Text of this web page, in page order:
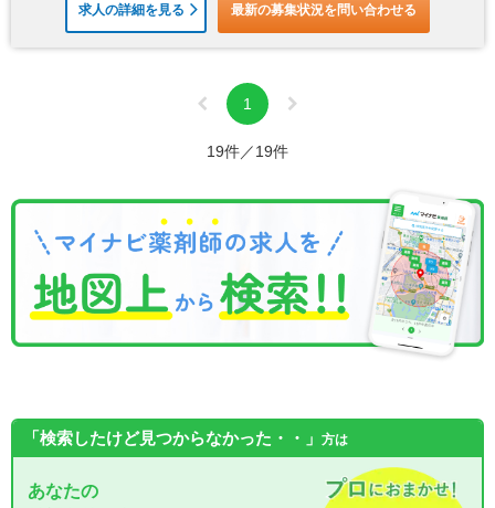
求人の詳細を見る 最新の募集状況を問い合わせる
1
19件／19件
「検索したけど見つからなかった・・」 方は
あなたの